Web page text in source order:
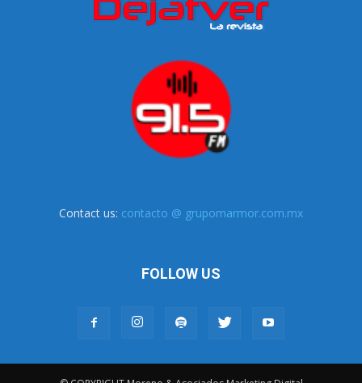
Contact us: contacto @ grupomarmor.com.mx
FOLLOW US